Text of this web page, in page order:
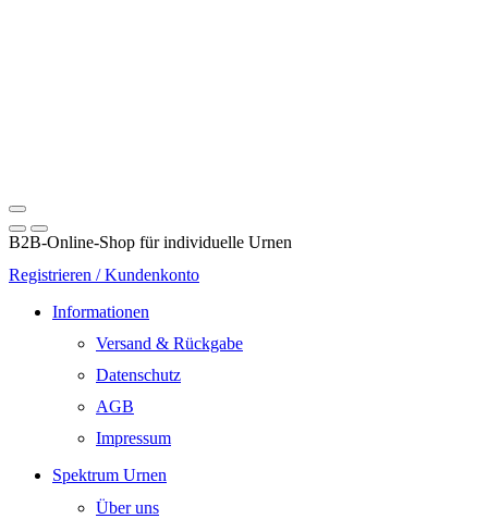
B2B-Online-Shop für individuelle Urnen
Registrieren / Kundenkonto
Informationen
Versand & Rückgabe
Datenschutz
AGB
Impressum
Spektrum Urnen
Über uns